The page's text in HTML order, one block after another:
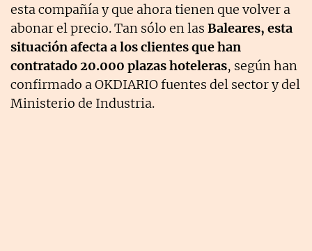
esta compañía y que ahora tienen que volver a
abonar el precio. Tan sólo en las Baleares, esta
situación afecta a los clientes que han
contratado 20.000 plazas hoteleras, según han
confirmado a OKDIARIO fuentes del sector y del
Ministerio de Industria.